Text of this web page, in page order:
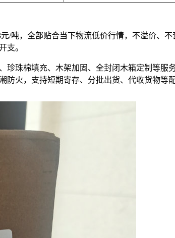
/吨，全部贴合当下物流低价行情，不溢价、
支。
珠棉填充、木架加固、全封闭木箱定制等
火，支持短期寄存、分批出货、代收货物等配